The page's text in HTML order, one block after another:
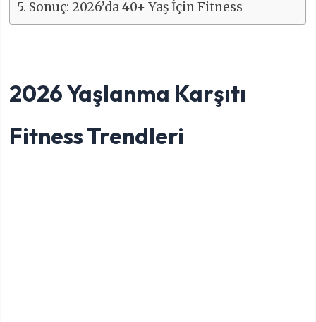
Sonuç: 2026’da 40+ Yaş İçin Fitness
2026 Yaşlanma Karşıtı
Fitness Trendleri